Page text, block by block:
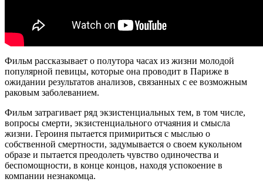
Фильм рассказывает о полутора часах из жизни молодой
популярной певицы, которые она проводит в Париже в
ожидании результатов анализов, связанных с ее возможным
раковым заболеванием.
Фильм затрагивает ряд экзистенциальных тем, в том числе,
вопросы смерти, экзистенциального отчаяния и смысла
жизни. Героиня пытается примириться с мыслью о
собственной смертности, задумывается о своем кукольном
образе и пытается преодолеть чувство одиночества и
беспомощности, в конце концов, находя успокоение в
компании незнакомца.